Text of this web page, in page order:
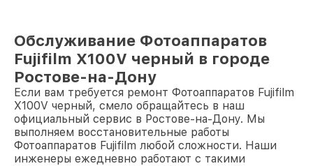
Обслуживание Фотоаппаратов
Fujifilm X100V черный в городе
Ростове-на-Дону
Если вам требуется ремонт Фотоаппаратов Fujifilm
X100V черный, смело обращайтесь в наш
официальный сервис в Ростове-на-Дону. Мы
выполняем восстановительные работы
Фотоаппаратов Fujifilm любой сложности. Наши
инженеры ежедневно работают с такими